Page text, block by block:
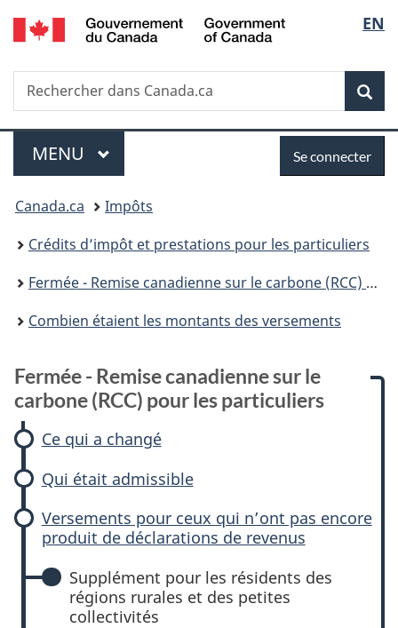
Passer
au
principal
Passer
à
Fermée
Remise
pour
particuliers
Passer
à
Au
du
Passer
à
version
simplifiée
de
la
EN
Recherche
Rechercher
dans
Menu
MENU PRINCIPAL
connecter
Se connecter
Vous
êtes
ici :
Canada.ca
Impôts
Crédits d’impôt et prestations pour les particuliers
Fermée - Remise canadienne sur le carbone (RCC) pour les particuliers
Combien étaient les montants des versements
Fermée - Remise canadienne sur le
carbone (RCC) pour les particuliers
Ce qui a changé
Qui était admissible
Versements pour ceux qui n’ont pas encore
produit de déclarations de revenus
Supplément pour les résidents des
régions rurales et des petites
collectivités